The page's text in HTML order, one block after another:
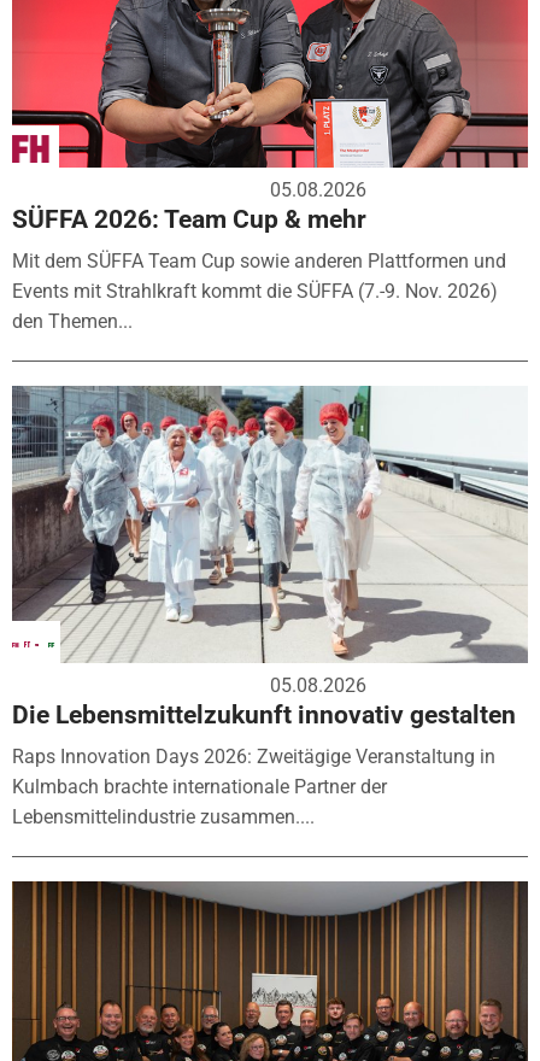
05.08.2026
SÜFFA 2026: Team Cup & mehr
Mit dem SÜFFA Team Cup sowie anderen Plattformen und
Events mit Strahlkraft kommt die SÜFFA (7.-9. Nov. 2026)
den Themen...
05.08.2026
Die Lebensmittelzukunft innovativ gestalten
Raps Innovation Days 2026: Zweitägige Veranstaltung in
Kulmbach brachte internationale Partner der
Lebensmittelindustrie zusammen....